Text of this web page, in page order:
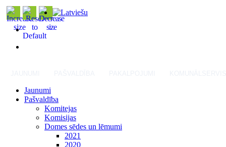
Jaunumi
Pašvaldība
Komitejas
Komisijas
Domes sēdes un lēmumi
2021
2020